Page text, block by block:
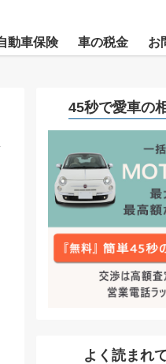
動車保険 車の税金 お
45秒で愛車の
よく読まれ